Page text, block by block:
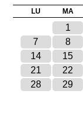
LU MA
1
7
8
14
15
21
22
28
29